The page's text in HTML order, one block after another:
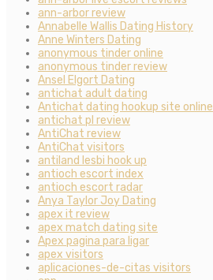
ann-arbor review
Annabelle Wallis Dating History
Anne Winters Dating
anonymous tinder online
anonymous tinder review
Ansel Elgort Dating
antichat adult dating
Antichat dating hookup site online
antichat pl review
AntiChat review
AntiChat visitors
antiland lesbi hook up
antioch escort index
antioch escort radar
Anya Taylor Joy Dating
apex it review
apex match dating site
Apex pagina para ligar
apex visitors
aplicaciones-de-citas visitors